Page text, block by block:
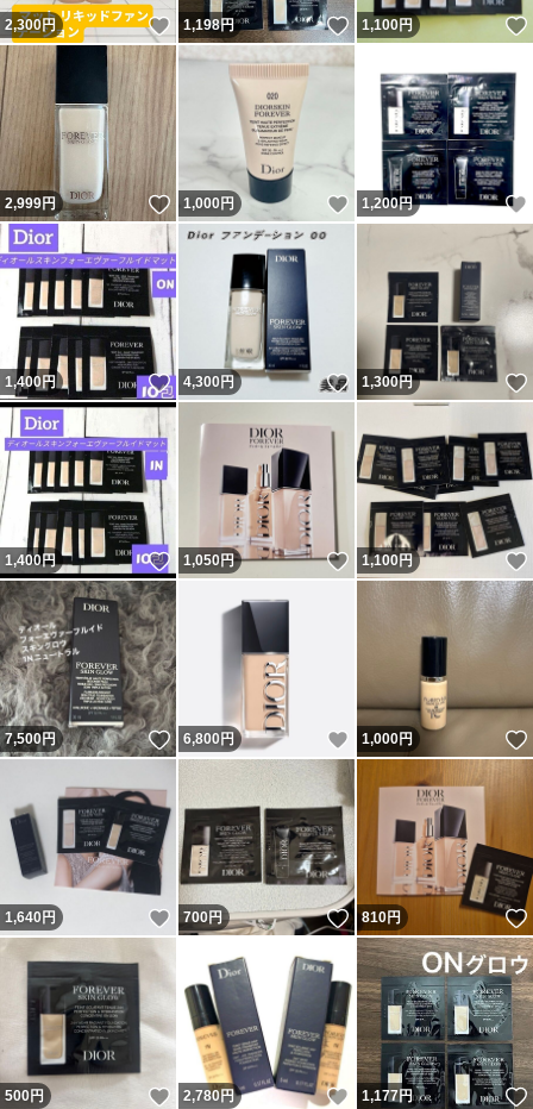
2,300円 いいね！
1,198円 いいね！
1,100円
2,999円 いいね！
1,000円 いいね！
1,200円
1,400円 いいね！
4,300円 いいね！
1,300円
1,400円 いいね！
1,050円 いいね！
1,100円
7,500円 いいね！
6,800 円 いいね！
1,000円
1,640 円 いいね！
700円 いいね！
810円
500円 いいね！
2,780円 いいね！
1,177円